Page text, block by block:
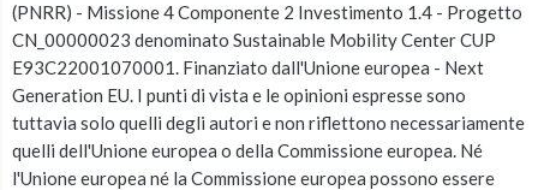
(PNRR) - Missione 4 Componente 2 Investimento 1.4 - Progetto
CN_00000023 denominato Sustainable Mobility Center CUP
E93C22001070001. Finanziato dall'Unione europea - Next
Generation EU. I punti di vista e le opinioni espresse sono
tuttavia solo quelli degli autori e non riflettono necessariamente
quelli dell'Unione europea o della Commissione europea. Né
l'Unione europea né la Commissione europea possono essere